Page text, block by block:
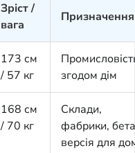
Зріст /
вага
Призначення
173 см
/ 57 кг
згодом дім
168 см
/ 70 кг
Склади,
фабрики,
версія для